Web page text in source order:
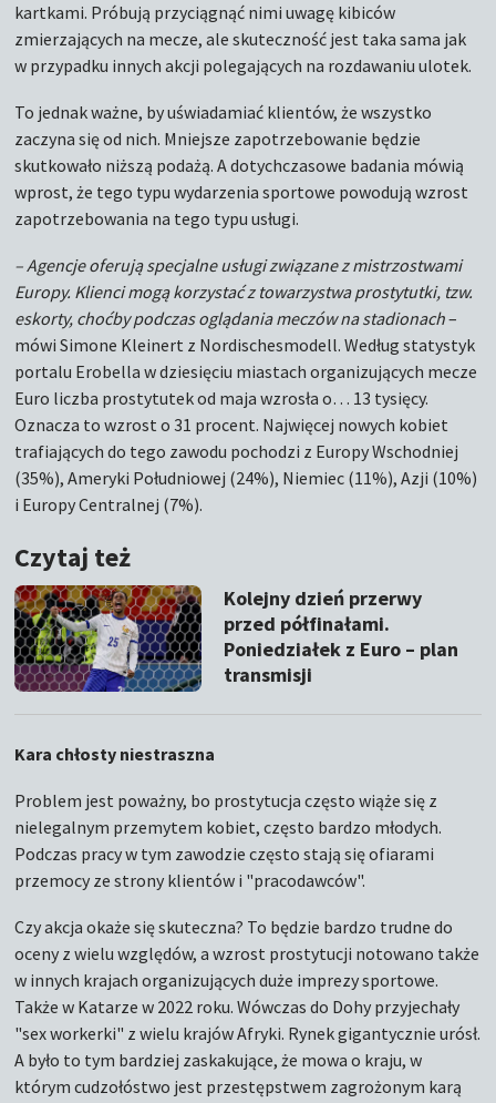
kartkami. Próbują przyciągnąć nimi uwagę kibiców
zmierzających na mecze, ale skuteczność jest taka sama jak
w przypadku innych akcji polegających na rozdawaniu ulotek.
To jednak ważne, by uświadamiać klientów, że wszystko
zaczyna się od nich. Mniejsze zapotrzebowanie będzie
skutkowało niższą podażą. A dotychczasowe badania mówią
wprost, że tego typu wydarzenia sportowe powodują wzrost
zapotrzebowania na tego typu usługi.
– Agencje oferują specjalne usługi związane z mistrzostwami
Europy. Klienci mogą korzystać z towarzystwa prostytutki, tzw.
eskorty, choćby podczas oglądania meczów na stadionach–
mówi Simone Kleinert z Nordischesmodell. Według statystyk
portalu Erobella w dziesięciu miastach organizujących mecze
Euro liczba prostytutek od maja wzrosła o… 13 tysięcy.
Oznacza to wzrost o 31 procent. Najwięcej nowych kobiet
trafiających do tego zawodu pochodzi z Europy Wschodniej
(35%), Ameryki Południowej (24%), Niemiec (11%), Azji (10%)
i Europy Centralnej (7%).
Czytaj też
Kolejny dzień przerwy
przed półfinałami.
Poniedziałek z Euro – plan
transmisji
Kara chłosty niestraszna
Problem jest poważny, bo prostytucja często wiąże się z
nielegalnym przemytem kobiet, często bardzo młodych.
Podczas pracy w tym zawodzie często stają się ofiarami
przemocy ze strony klientów i "pracodawców".
Czy akcja okaże się skuteczna? To będzie bardzo trudne do
oceny z wielu względów, a wzrost prostytucji notowano także
w innych krajach organizujących duże imprezy sportowe.
Także w Katarze w 2022 roku. Wówczas do Dohy przyjechały
"sex workerki" z wielu krajów Afryki. Rynek gigantycznie urósł.
A było to tym bardziej zaskakujące, że mowa o kraju, w
którym cudzołóstwo jest przestępstwem zagrożonym karą